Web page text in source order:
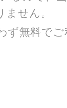
せん。
ず無料で